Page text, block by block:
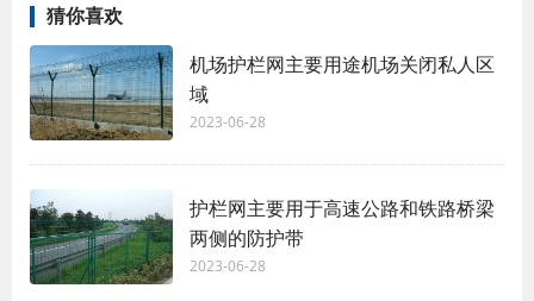
猜你喜欢
机场护栏网主要用途机场关闭私人区
域
2023-06-28
护栏网主要用于高速公路和铁路桥梁
两侧的防护带
2023-06-28